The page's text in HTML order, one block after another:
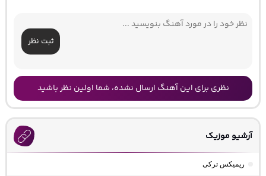
ثبت نظر
نظری برای این آهنگ ارسال نشده، شما اولین نظر باشید
آرشیو موزیک
ریمیکس ترکی